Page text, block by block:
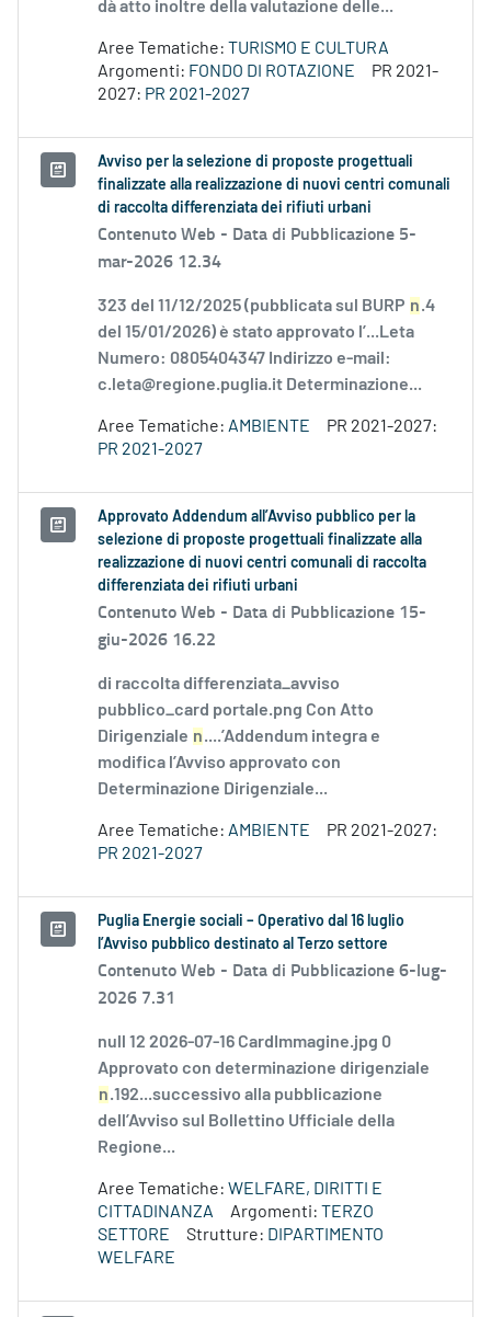
dà atto inoltre della valutazione delle...
Aree Tematiche: TURISMO E CULTURA
Argomenti: FONDO DI ROTAZIONE
PR 2021-
2027: PR 2021-2027
Avviso per la selezione di proposte progettuali
finalizzate alla realizzazione di nuovi centri comunali
di raccolta differenziata dei rifiuti urbani
Contenuto Web - Data di Pubblicazione 5-
mar-2026 12.34
323 del 11/12/2025 (pubblicata sul BURP n.4
del 15/01/2026) è stato approvato l’...Leta
Numero: 0805404347 Indirizzo e-mail:
c.leta@regione.puglia.it Determinazione...
Aree Tematiche: AMBIENTE
PR 2021-2027:
PR 2021-2027
Approvato Addendum all’Avviso pubblico per la
selezione di proposte progettuali finalizzate alla
realizzazione di nuovi centri comunali di raccolta
differenziata dei rifiuti urbani
Contenuto Web - Data di Pubblicazione 15-
giu-2026 16.22
di raccolta differenziata_avviso
pubblico_card portale.png Con Atto
Dirigenziale n....’Addendum integra e
modifica l’Avviso approvato con
Determinazione Dirigenziale...
Aree Tematiche: AMBIENTE
PR 2021-2027:
PR 2021-2027
Puglia Energie sociali – Operativo dal 16 luglio
l’Avviso pubblico destinato al Terzo settore
Contenuto Web - Data di Pubblicazione 6-lug-
2026 7.31
null 12 2026-07-16 CardImmagine.jpg 0
Approvato con determinazione dirigenziale
n.192...successivo alla pubblicazione
dell’Avviso sul Bollettino Ufficiale della
Regione...
Aree Tematiche: WELFARE, DIRITTI E
CITTADINANZA
Argomenti: TERZO
SETTORE
Strutture: DIPARTIMENTO
WELFARE